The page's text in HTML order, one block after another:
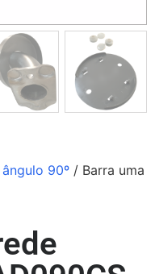
90º / Barra uma